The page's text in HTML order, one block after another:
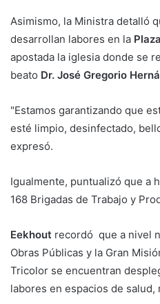
Asimismo, la Ministra detalló
desarrollan labores en la
apostada la iglesia donde se
beato Dr. José Gregorio
"Estamos garantizando que
esté limpio, desinfectado,
expresó.
Igualmente, puntualizó que a
168 Brigadas de Trabajo y
Eekhout recordó que a nivel
Obras Públicas y la Gran
Tricolor se encuentran
labores en espacios de